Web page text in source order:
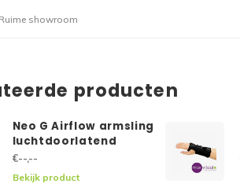
Ruime showroom
producten
Neo G Airflow armsling
luchtdoorlatend
€--,--
Bekijk product